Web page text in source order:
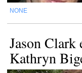
NONE
Jason Clark
Kathryn